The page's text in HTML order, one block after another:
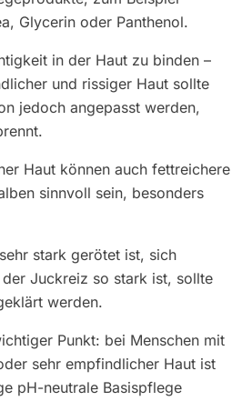
Glycerin oder Panthenol.
in der Haut zu binden –
und rissiger Haut sollte
jedoch angepasst werden,
Haut können auch fettreichere
sinnvoll sein, besonders
stark gerötet ist, sich
Juckreiz so stark ist, sollte
werden.
Punkt: bei Menschen mit
sehr empfindlicher Haut ist
pH-neutrale Basispflege